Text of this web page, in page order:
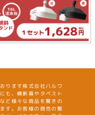
ります株式会社バルワ
も、横断幕やタペスト
ど様々な商品を驚きの
す。お客様の商売の繁